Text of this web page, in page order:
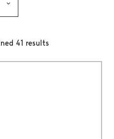
41 results